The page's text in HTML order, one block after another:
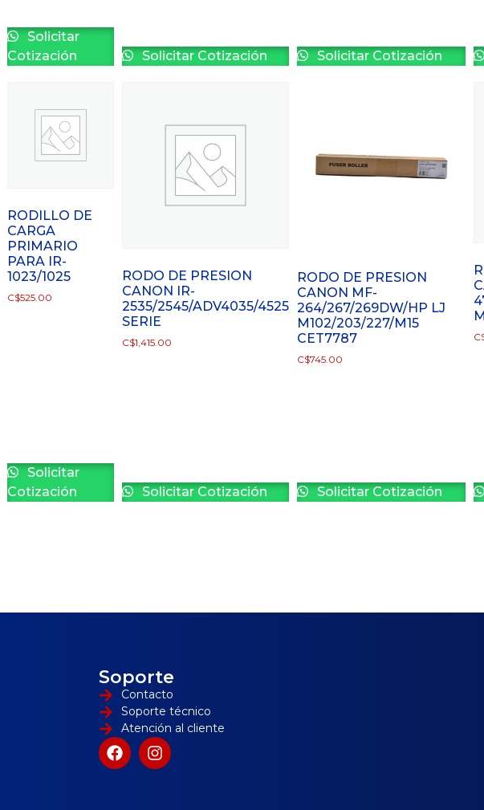
Solicitar
Cotización
Solicitar Cotización Solicitar Cotización
RODILLO DE
CARGA
PRIMARIO
PARA IR-
1023/1025
C$525.00
Solicitar
Cotización
RODO DE PRESION
CANON IR-
2535/2545/ADV4035/4525
SERIE
C$1,415.00
Solicitar Cotización
RODO DE PRESION
CANON MF-
264/267/269DW/HP LJ
M102/203/227/M15
CET7787
C$745.00
Solicitar Cotización
Soporte
Contacto
Soporte técnico
Atención al cliente